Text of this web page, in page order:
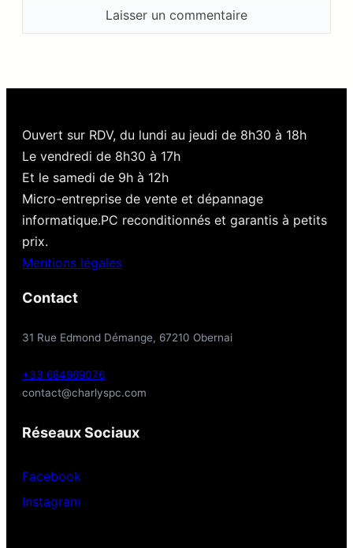
Ouvert sur RDV, du lundi au jeudi de 8h30 à 18h
Le vendredi de 8h30 à 17h
Et le samedi de 9h à 12h
Micro-entreprise de vente et dépannage
informatique.PC reconditionnés et garantis à petits
prix.
Mentions légales
Contact
31 Rue Edmond Démange, 67210 Obernai
+33 684969076
contact@charlyspc.com
Réseaux Sociaux
Facebook
Instagram